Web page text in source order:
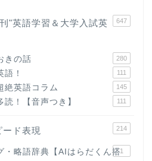
"英語学習＆大学入試英
647
きの話 280
！ 111
絶英語コラム 145
！【音声つき】 111
ード表現 214
・略語辞典【AIはらだくん搭1